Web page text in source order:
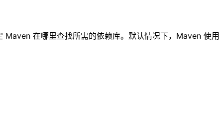
在哪里查找所需的依赖库。默认情况下，Maven 使用